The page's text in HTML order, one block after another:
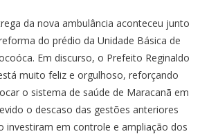
da nova ambulância aconteceu junto
do prédio da Unidade Básica de
Em discurso, o Prefeito Reginaldo
muito feliz e orgulhoso, reforçando
o sistema de saúde de Maracanã em
o descaso das gestões anteriores
investiram em controle e ampliação dos